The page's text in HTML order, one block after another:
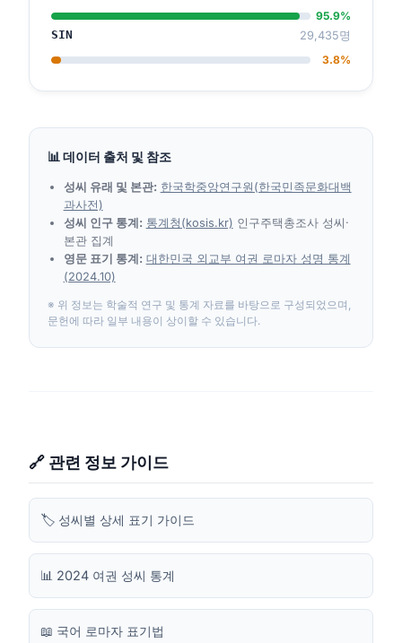
95.9%
SIN
29,435명
3.8%
📊 데이터 출처 및 참조
성씨 유래 및 본관: 한국학중앙연구원(한국민족문화대백
과사전)
성씨 인구 통계: 통계청(kosis.kr) 인구주택총조사 성씨·
본관 집계
영문 표기 통계: 대한민국 외교부 여권 로마자 성명 통계
(2024.10)
※ 위 정보는 학술적 연구 및 통계 자료를 바탕으로 구성되었으며,
문헌에 따라 일부 내용이 상이할 수 있습니다.
🔗 관련 정보 가이드
🏷️ 성씨별 상세 표기 가이드
📊 2024 여권 성씨 통계
📖 국어 로마자 표기법